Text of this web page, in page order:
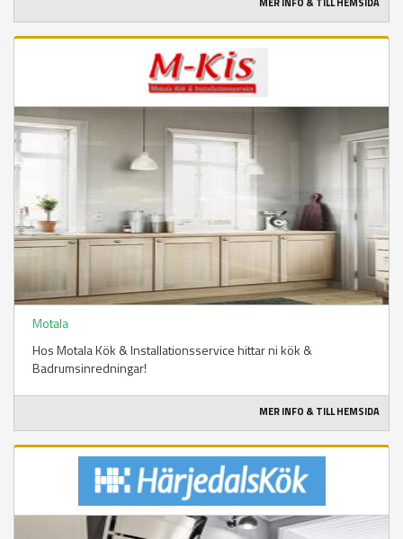
Motala
Hos Motala Kök & Installationsservice hittar ni kök &
Badrumsinredningar!
MER INFO & TILL HEMSIDA